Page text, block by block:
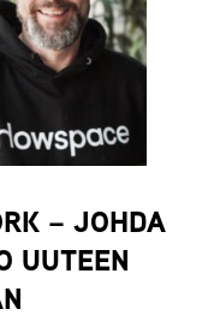
– JOHDA
UUTEEN